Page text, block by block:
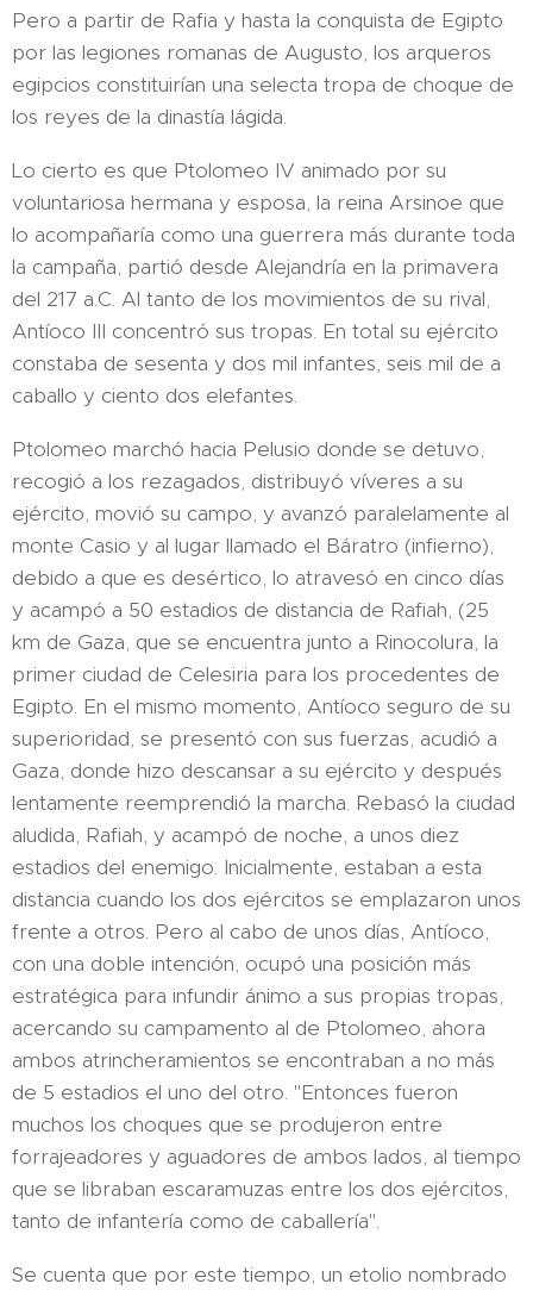
Pero a partir de Rafia y hasta la conquista de Egipto
por las legiones romanas de Augusto, los arqueros
egipcios constituirían una selecta tropa de choque de
los reyes de la dinastía lágida.
Lo cierto es que Ptolomeo IV animado por su
voluntariosa hermana y esposa, la reina Arsinoe que
lo acompañaría como una guerrera más durante toda
la campaña, partió desde Alejandría en la primavera
del 217 a.C. Al tanto de los movimientos de su rival,
Antíoco III concentró sus tropas. En total su ejército
constaba de sesenta y dos mil infantes, seis mil de a
caballo y ciento dos elefantes.
Ptolomeo marchó hacia Pelusio donde se detuvo,
recogió a los rezagados, distribuyó víveres a su
ejército, movió su campo, y avanzó paralelamente al
monte Casio y al lugar llamado el Báratro (infierno),
debido a que es desértico, lo atravesó en cinco días
y acampó a 50 estadios de distancia de Rafiah, (25
km de Gaza, que se encuentra junto a Rinocolura, la
primer ciudad de Celesiria para los procedentes de
Egipto. En el mismo momento, Antíoco seguro de su
superioridad, se presentó con sus fuerzas, acudió a
Gaza, donde hizo descansar a su ejército y después
lentamente reemprendió la marcha. Rebasó la ciudad
aludida, Rafiah, y acampó de noche, a unos diez
estadios del enemigo. Inicialmente, estaban a esta
distancia cuando los dos ejércitos se emplazaron unos
frente a otros. Pero al cabo de unos días, Antíoco,
con una doble intención, ocupó una posición más
estratégica para infundir ánimo a sus propias tropas,
acercando su campamento al de Ptolomeo, ahora
ambos atrincheramientos se encontraban a no más
de 5 estadios el uno del otro. "Entonces fueron
muchos los choques que se produjeron entre
forrajeadores y aguadores de ambos lados, al tiempo
que se libraban escaramuzas entre los dos ejércitos,
tanto de infantería como de caballería".
Se cuenta que por este tiempo, un etolio nombrado